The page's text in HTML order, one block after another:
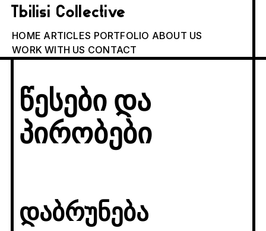
Tbilisi Collective
HOME ARTICLES PORTFOLIO ABOUT US
WORK WITH US CONTACT
წესები და
პირობები
დაბრუნება